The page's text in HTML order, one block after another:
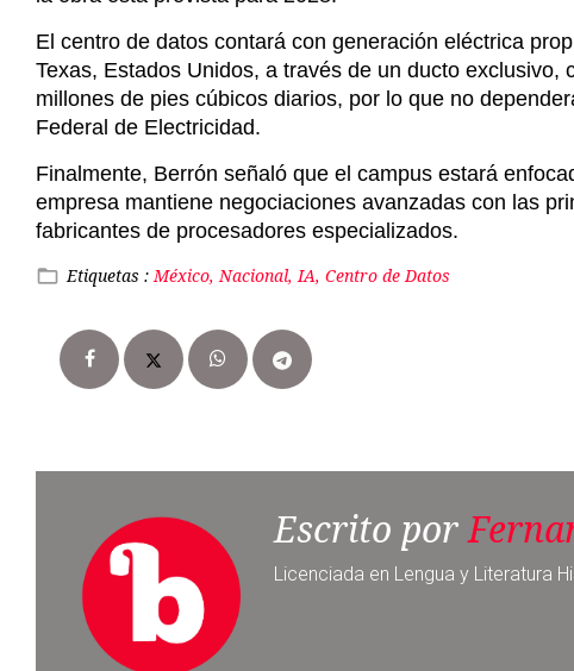
Finalmente, Berrón señaló que el campus estará
empresa mantiene negociaciones avanzadas con las
fabricantes de procesadores especializados.
Etiquetas :México, Nacional, IA, Centro de Datos
Escrito por